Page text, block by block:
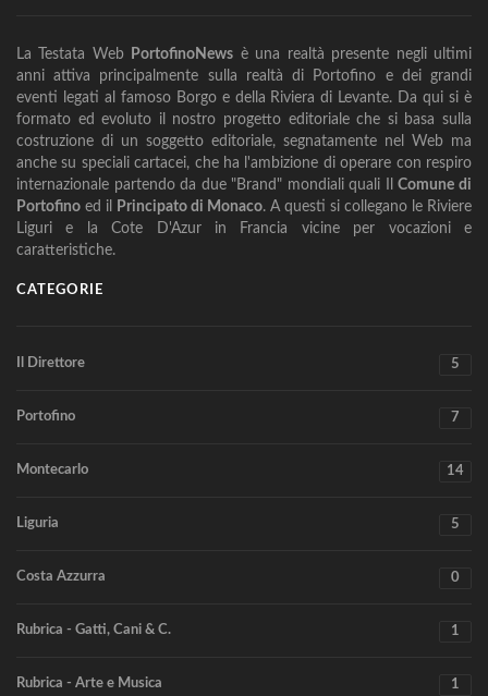
La Testata Web PortofinoNews è una realtà presente negli ultimi
anni attiva principalmente sulla realtà di Portofino e dei grandi
eventi legati al famoso Borgo e della Riviera di Levante. Da qui si è
formato ed evoluto il nostro progetto editoriale che si basa sulla
costruzione di un soggetto editoriale, segnatamente nel Web ma
anche su speciali cartacei, che ha l'ambizione di operare con respiro
internazionale partendo da due "Brand" mondiali quali IlComune di
Portofino ed il Principato di Monaco. A questi si collegano le Riviere
Liguri e la Cote D'Azur in Francia vicine per vocazioni e
caratteristiche.
CATEGORIE
Il Direttore 5
Portofino 7
Montecarlo 14
Liguria 5
Costa Azzurra 0
Rubrica - Gatti, Cani & C. 1
Rubrica - Arte e Musica 1